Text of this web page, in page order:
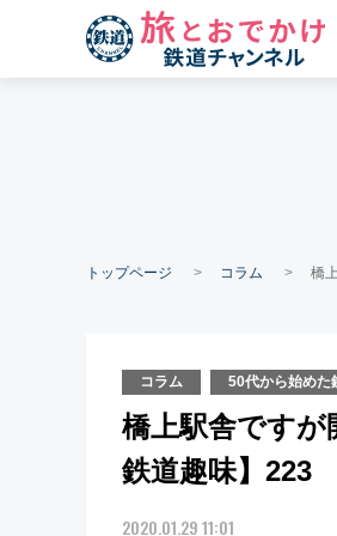
トップページ コラム 橋
コラム 50代から始めた
橋上駅舎です
鉄道趣味】223
2020.01.29 11:01